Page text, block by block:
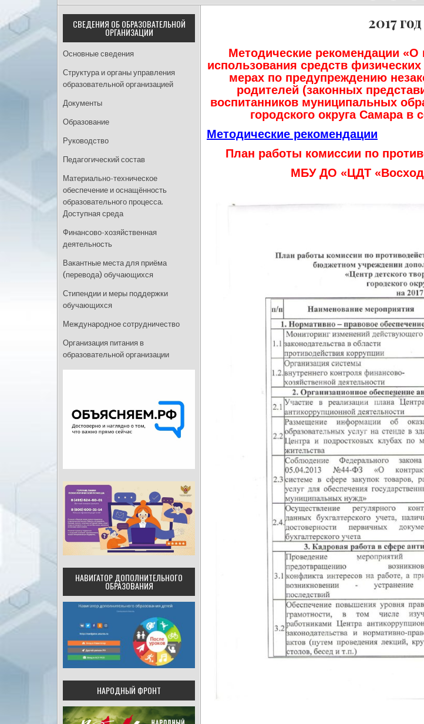
2017 год
Методические рекомендации «О
использования средств
мерах по предупреждению
родителей (законных
воспитанников муниципальных
городского округа Самара в
Методические рекомендации
План работы комиссии по
МБУ ДО «ЦДТ
СВЕДЕНИЯ ОБ ОБРАЗОВАТЕЛЬНОЙ
ОРГАНИЗАЦИИ
Основные сведения
Структура и органы управления
образовательной организацией
Документы
Образование
Руководство
Педагогический состав
Материально-техническое
обеспечение и оснащённость
образовательного процесса.
Доступная среда
Финансово-хозяйственная
деятельность
Вакантные места для приёма
(перевода) обучающихся
Стипендии и меры поддержки
обучающихся
Международное сотрудничество
Организация питания в
образовательной организации
НАВИГАТОР ДОПОЛНИТЕЛЬНОГО
ОБРАЗОВАНИЯ
НАРОДНЫЙ ФРОНТ